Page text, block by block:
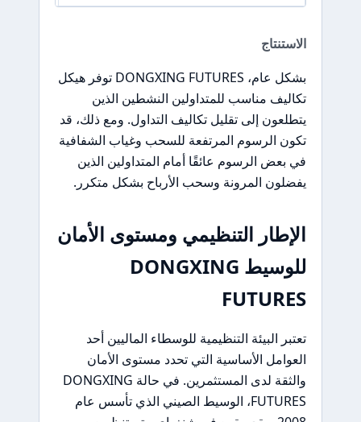
الاستنتاج
بشكل عام، DONGXING FUTURES توفر هيكل
تكاليف مناسب للمتداولين النشطين الذين
يتطلعون إلى تقليل تكاليف التداول. ومع ذلك، قد
تكون الرسوم المرتفعة للسحب وغياب الشفافية
في بعض الرسوم عائقًا أمام المتداولين الذين
يفضلون المرونة وسحب الأرباح بشكل متكرر.
الإطار التنظيمي ومستوى الأمان
للوسيط DONGXING
FUTURES
تعتبر البيئة التنظيمية للوسطاء الماليين أحد
العوامل الأساسية التي تحدد مستوى الأمان
والثقة لدى المستثمرين. في حالة DONGXING
FUTURES، الوسيط الصيني الذي تأسس عام